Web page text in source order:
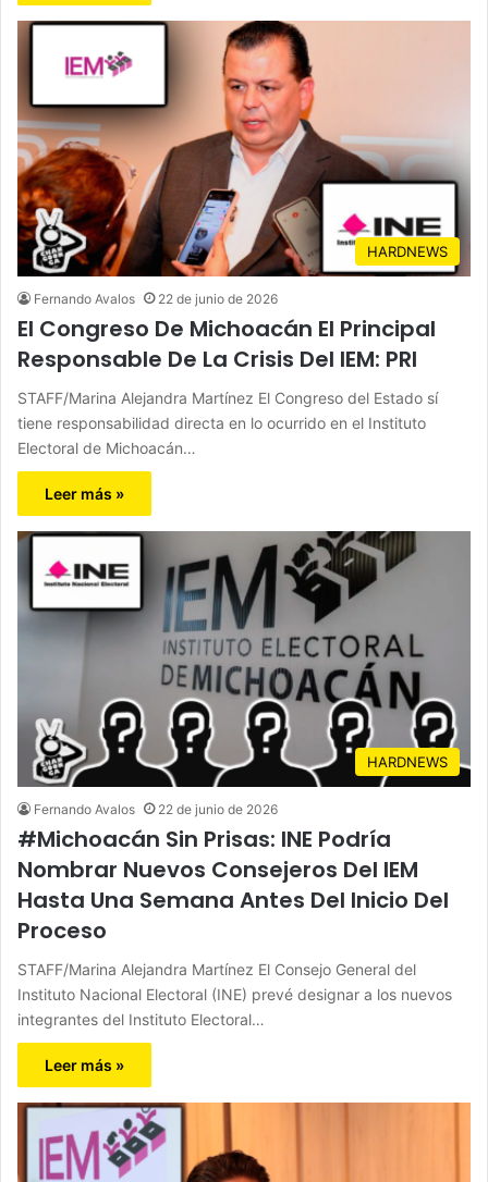
HARDNEWS
Fernando Avalos 22 de junio de 2026
El Congreso De Michoacán El Principal
Responsable De La Crisis Del IEM: PRI
STAFF/Marina Alejandra Martínez El Congreso del Estado sí
tiene responsabilidad directa en lo ocurrido en el Instituto
Electoral de Michoacán…
Leer más »
HARDNEWS
Fernando Avalos 22 de junio de 2026
#Michoacán Sin Prisas: INE Podría
Nombrar Nuevos Consejeros Del IEM
Hasta Una Semana Antes Del Inicio Del
Proceso
STAFF/Marina Alejandra Martínez El Consejo General del
Instituto Nacional Electoral (INE) prevé designar a los nuevos
integrantes del Instituto Electoral…
Leer más »